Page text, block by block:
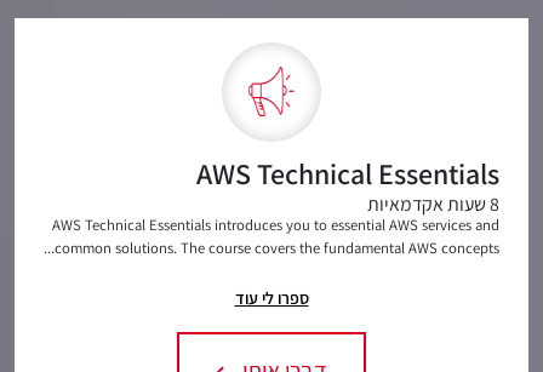
AWS Technical Essentials
8 שעות אקדמאיות
AWS Technical Essentials introduces you to essential AWS services and
common solutions. The course covers the fundamental AWS concepts...
ספרו לי עוד